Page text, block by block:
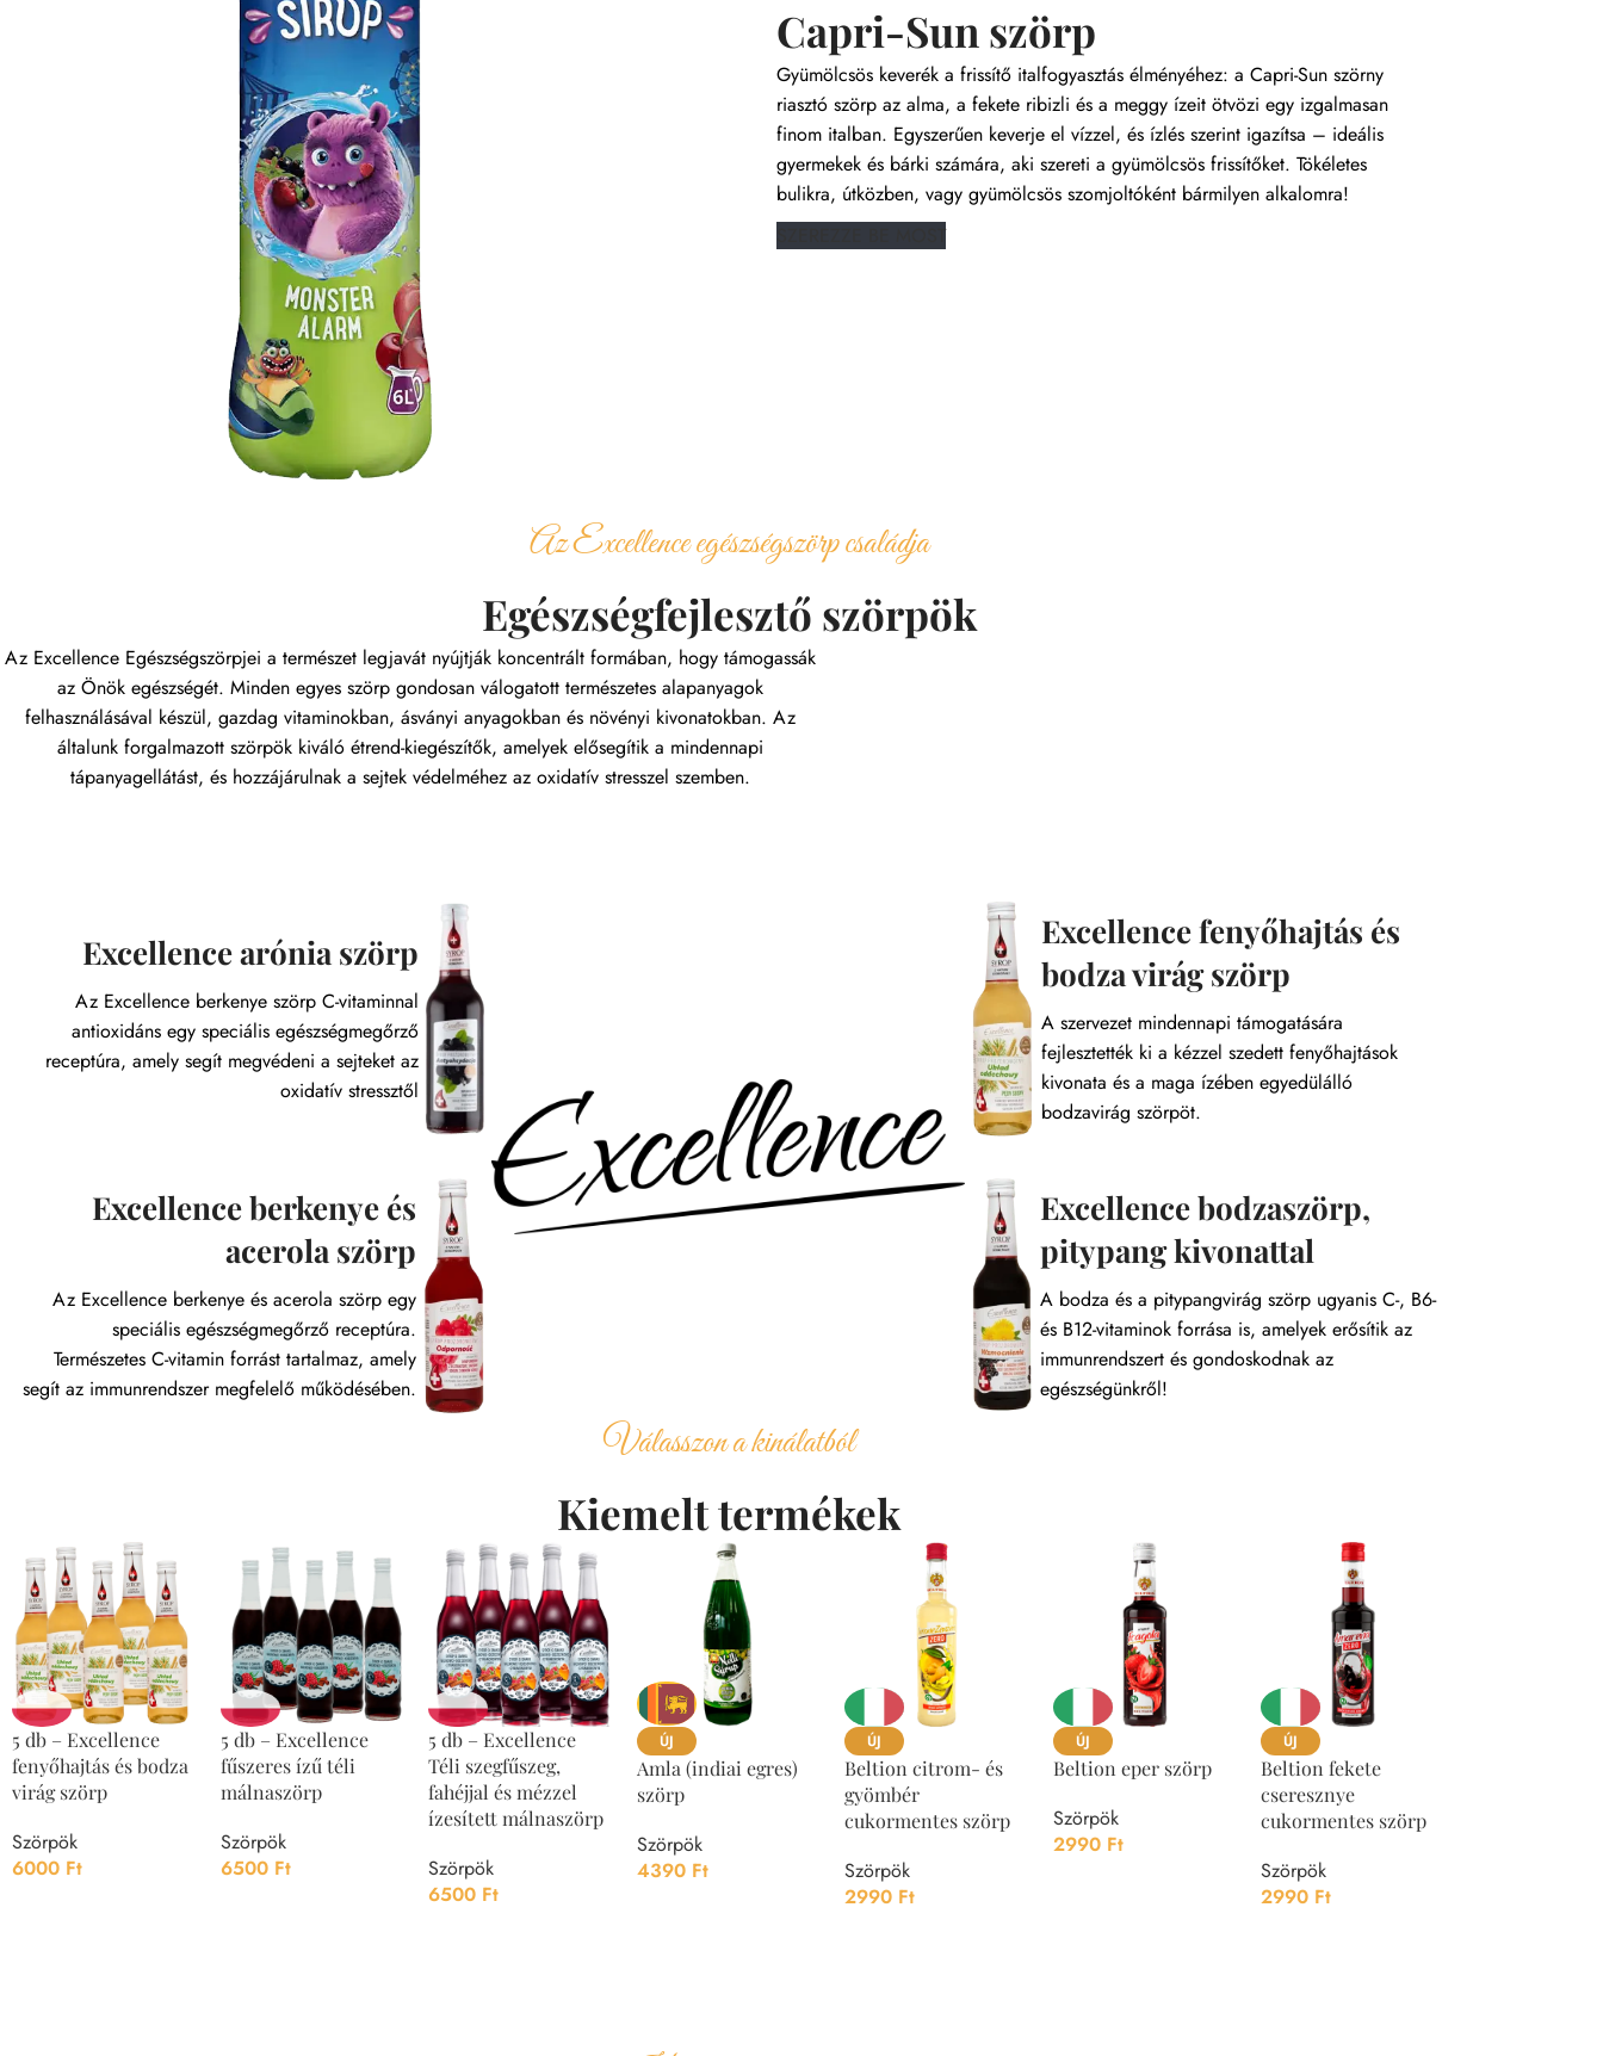
Capri-Sun szörp
Gyümölcsös keverék a frissítő italfogyasztás élményéhez: a Capri-Sun szörny
riasztó szörp az alma, a fekete ribizli és a meggy ízeit ötvözi egy izgalmasan
finom italban. Egyszerűen keverje el vízzel, és ízlés szerint igazítsa – ideális
gyermekek és bárki számára, aki szereti a gyümölcsös frissítőket. Tökéletes
bulikra, útközben, vagy gyümölcsös szomjoltóként bármilyen alkalomra!
SZEREZZE BE MOST
Az Excellence egészségszörp családja
Egészségfejlesztő szörpök
Az Excellence Egészségszörpjei a természet legjavát nyújtják koncentrált formában, hogy támogassák
az Önök egészségét. Minden egyes szörp gondosan válogatott természetes alapanyagok
felhasználásával készül, gazdag vitaminokban, ásványi anyagokban és növényi kivonatokban. Az
általunk forgalmazott szörpök kiváló étrend-kiegészítők, amelyek elősegítik a mindennapi
tápanyagellátást, és hozzájárulnak a sejtek védelméhez az oxidatív stresszel szemben.
Excellence arónia szörp
Az Excellence berkenye szörp C-vitaminnal
antioxidáns egy speciális egészségmegőrző
receptúra, amely segít megvédeni a sejteket az
oxidatív stressztől
Excellence berkenye és
acerola szörp
Az Excellence berkenye és acerola szörp egy
speciális egészségmegőrző receptúra.
Természetes C-vitamin forrást tartalmaz, amely
segít az immunrendszer megfelelő működésében.
Excellence fenyőhajtás és
bodza virág szörp
A szervezet mindennapi támogatására
fejlesztették ki a kézzel szedett fenyőhajtások
kivonata és a maga ízében egyedülálló
bodzavirág szörpöt.
Excellence bodzaszörp,
pitypang kivonattal
A bodza és a pitypangvirág szörp ugyanis C-, B6-
és B12-vitaminok forrása is, amelyek erősítik az
immunrendszert és gondoskodnak az
egészségünkről!
Válasszon a kinálatból
Kiemelt termékek
5 db – Excellence
fenyőhajtás és bodza
virág szörp
Szörpök
6000 Ft
5 db – Excellence
fűszeres ízű téli
málnaszörp
Szörpök
6500 Ft
5 db – Excellence
Téli szegfűszeg,
fahéjjal és mézzel
ízesített málnaszörp
Szörpök
6500 Ft
ÚJ
Amla (indiai egres)
szörp
Szörpök
4390 Ft
ÚJ
Beltion citrom- és
gyömbér
cukormentes szörp
Szörpök
2990 Ft
ÚJ
Beltion eper szörp
Szörpök
2990 Ft
ÚJ
Beltion fekete
cseresznye
cukormentes szörp
Szörpök
2990 Ft